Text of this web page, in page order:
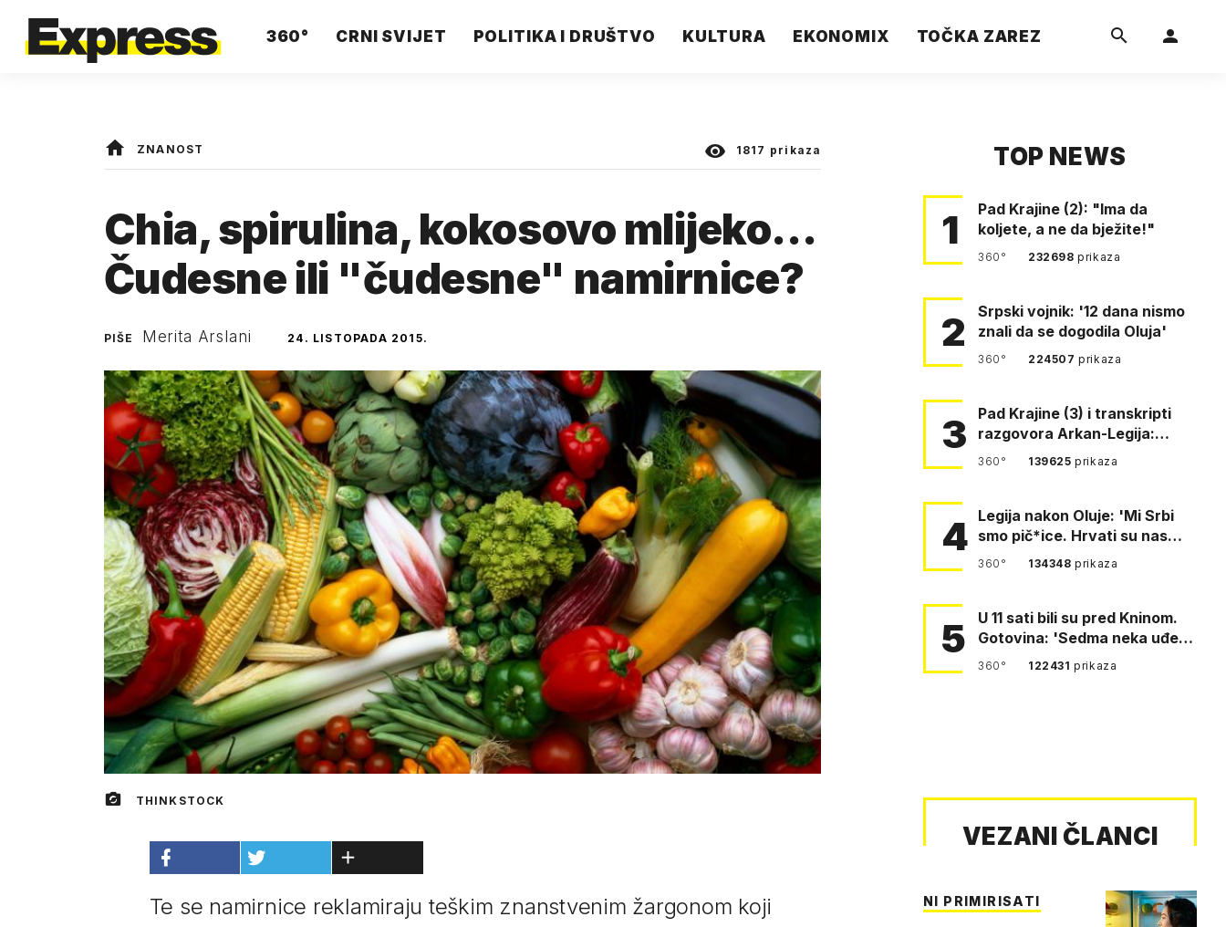
360° CRNI SVIJET POLITIKA I DRUŠTVO KULTURA EKONOMIX TOČKA ZAREZ
ZNANOST 1817 prikaza
Chia, spirulina, kokosovo mlijeko...
Čudesne ili "čudesne" namirnice?
PIŠE Merita Arslani 24. LISTOPADA 2015.
THINKSTOCK
Te se namirnice reklamiraju teškim znanstvenim žargonom koji
TOP NEWS
1
Pad Krajine (2): "Ima da
koljete, a ne da bježite!"
360° 232698prikaza
2
Srpski vojnik: '12 dana nismo
znali da se dogodila Oluja'
360° 224507prikaza
3
Pad Krajine (3) i transkripti
razgovora Arkan-Legija:
'Čujem, prelazite ustašam…
360° 139625prikaza
4 Legija nakon Oluje: 'Mi Srbi
smo pič*ice. Hrvati su nas
pomeli!'
360° 134348prikaza
5
U 11 sati bili su pred Kninom.
Gotovina: 'Sedma neka uđe,
4. gardijska neka g…
360° 122431prikaza
VEZANI ČLANCI
NI PRIMIRISATI